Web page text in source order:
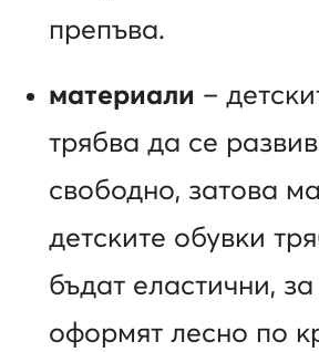
препъва.
материали –
трябва да се
свободно, затова
детските обувки
бъдат еластични,
оформят лесно по